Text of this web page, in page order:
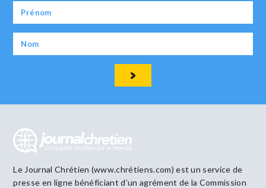
Le Journal Chrétien (www.chrétiens.com) est un service de
presse en ligne bénéficiant d’un agrément de la Commission